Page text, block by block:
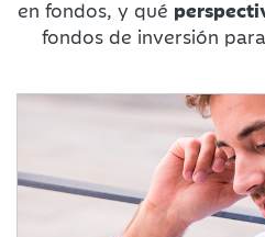
en fondos, y qué
fondos de inversión